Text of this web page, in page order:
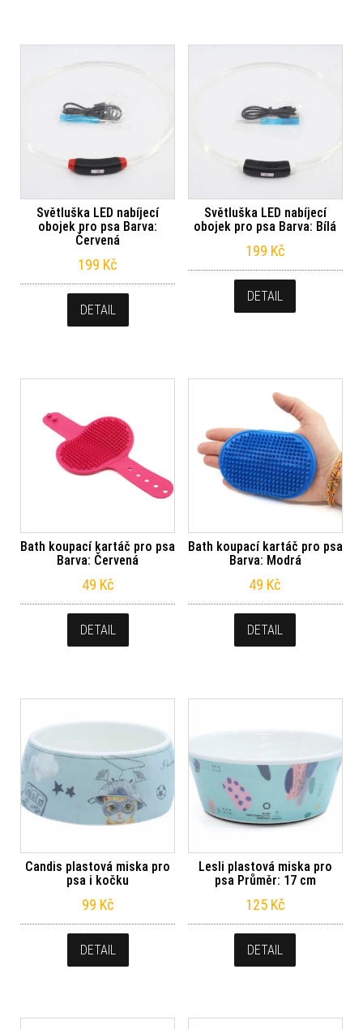
Světluška LED nabíjecí
obojek pro psa Barva:
Červená
199 Kč
DETAIL
Světluška LED nabíjecí
obojek pro psa Barva: Bílá
199 Kč
DETAIL
Bath koupací kartáč pro psa
Barva: Červená
49 Kč
DETAIL
Bath koupací kartáč pro psa
Barva: Modrá
49 Kč
DETAIL
Candis plastová miska pro
psa i kočku
99 Kč
DETAIL
Lesli plastová miska pro
psa Průměr: 17 cm
125 Kč
DETAIL